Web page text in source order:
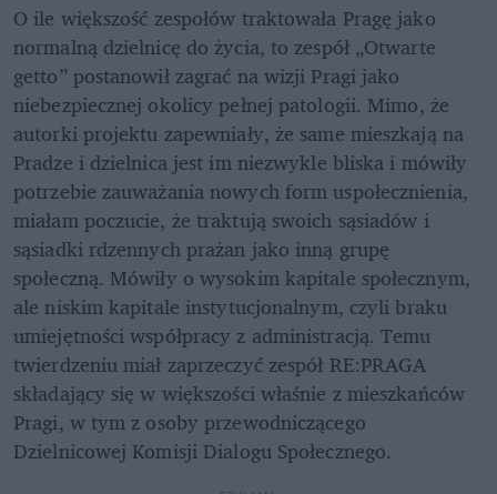
O ile większość zespołów traktowała Pragę jako
normalną dzielnicę do życia, to zespół „Otwarte
getto” postanowił zagrać na wizji Pragi jako
niebezpiecznej okolicy pełnej patologii. Mimo, że
autorki projektu zapewniały, że same mieszkają na
Pradze i dzielnica jest im niezwykle bliska i mówiły
potrzebie zauważania nowych form uspołecznienia,
miałam poczucie, że traktują swoich sąsiadów i
sąsiadki rdzennych prażan jako inną grupę
społeczną. Mówiły o wysokim kapitale społecznym,
ale niskim kapitale instytucjonalnym, czyli braku
umiejętności współpracy z administracją. Temu
twierdzeniu miał zaprzeczyć zespół RE:PRAGA
składający się w większości właśnie z mieszkańców
Pragi, w tym z osoby przewodniczącego
Dzielnicowej Komisji Dialogu Społecznego.